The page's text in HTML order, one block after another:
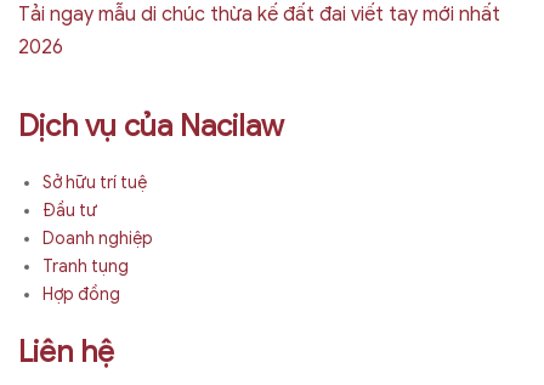
Tải ngay mẫu di chúc thừa kế đất đai viết tay mới nhất
2026
Dịch vụ của Nacilaw
Sở hữu trí tuệ
Đầu tư
Doanh nghiệp
Tranh tụng
Hợp đồng
Liên hệ